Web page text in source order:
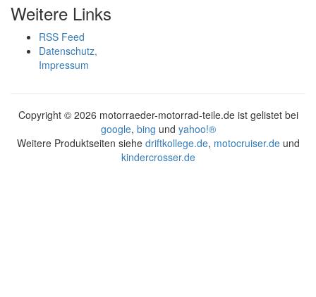
Weitere Links
RSS Feed
Datenschutz,
Impressum
Copyright © 2026 motorraeder-motorrad-teile.de ist gelistet bei
google, bing und yahoo!®
Weitere Produktseiten siehe driftkollege.de, motocruiser.deund
kindercrosser.de